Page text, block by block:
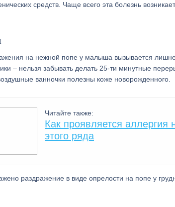
средств. Чаще всего эта болезнь
на нежной попе у малыша вызывается
– нельзя забывать делать 25-ти минутные
ванночки полезны коже новорожденного.
Читайте также:
Как проявляется
этого ряда
раздражение в виде опрелости на попе у